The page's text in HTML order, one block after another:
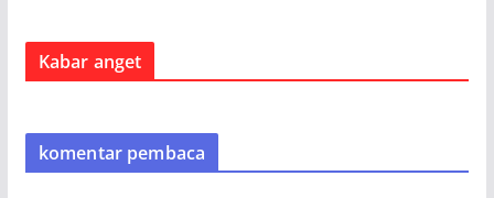
Kabar anget
komentar pembaca